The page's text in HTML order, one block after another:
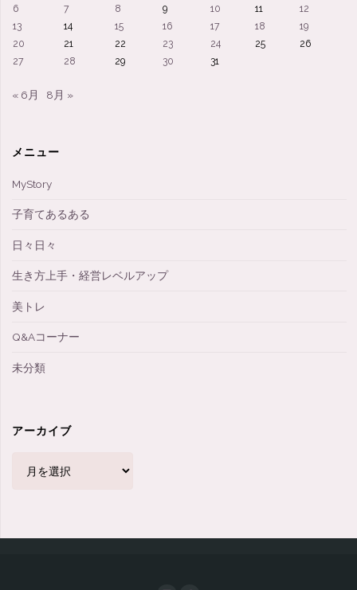
6
7 8 9 10 11
12
13
14 15 16 17 18
19
20
21 22 23 24 25
26
27
28 29 30 31
« 6月 8月 »
メニュー
MyStory
子育てあるある
日々日々
生き方上手・経営レベルアップ
美トレ
Q&Aコーナー
未分類
アーカイブ
ブ